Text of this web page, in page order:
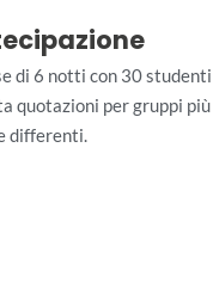
di 6 notti con 30 studenti
quotazioni per gruppi più
differenti.